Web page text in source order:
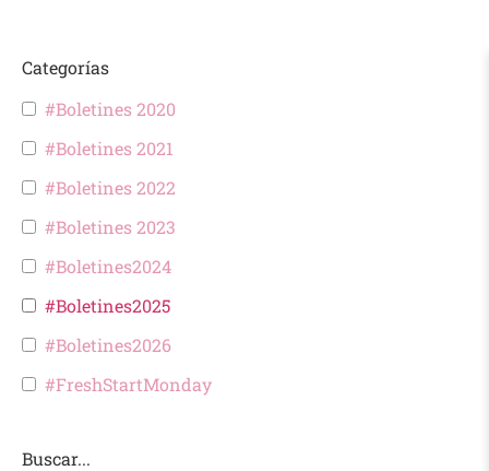
Categorías
#Boletines 2020
#Boletines 2021
#Boletines 2022
#Boletines 2023
#Boletines2024
#Boletines2025
#Boletines2026
#FreshStartMonday
Buscar...